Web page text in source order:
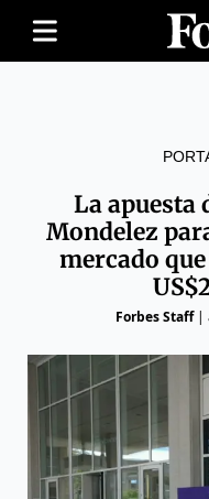
La apuesta
Mondelez
mercado
Forbes Staff|